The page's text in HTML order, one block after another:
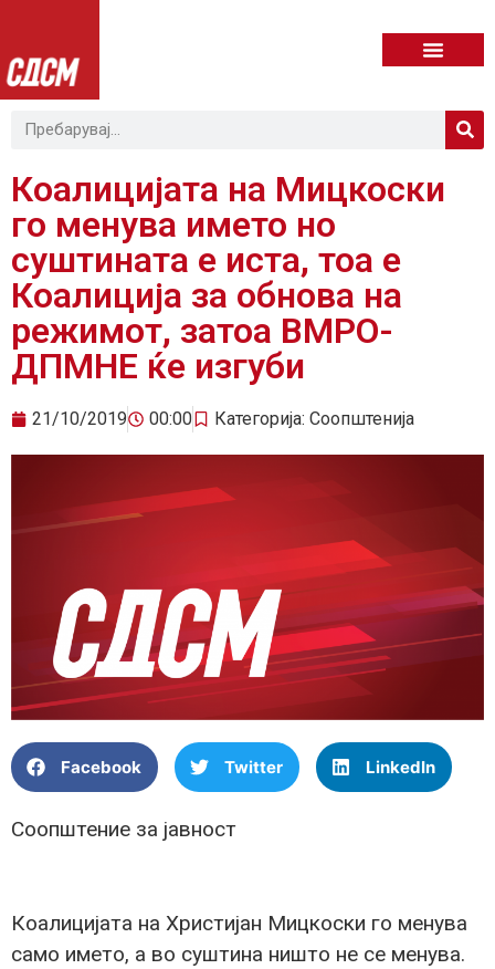
Коалицијата на Мицкоски
го менува името но
суштината е иста, тоа е
Коалиција за обнова на
режимот, затоа ВМРО-
ДПМНЕ ќе изгуби
21/10/2019 00:00 Категорија: Соопштенија
Facebook Twitter LinkedIn
Соопштение за јавност
Коалицијата на Христијан Мицкоски го менува
само името, а во суштина ништо не се менува.